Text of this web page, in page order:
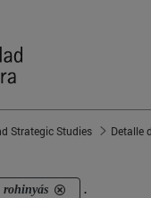
Strategic Studies Detalle
rohinyás .